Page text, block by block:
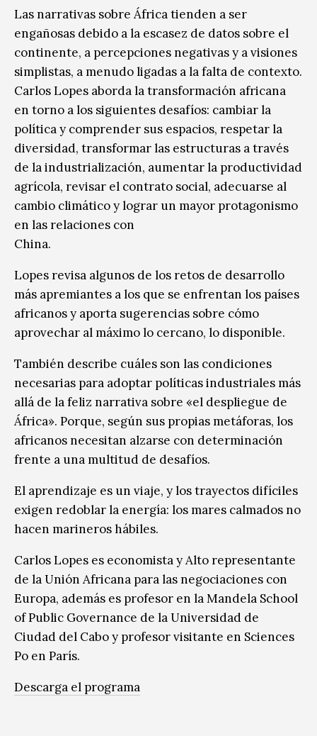
Las narrativas sobre África tienden a ser
engañosas debido a la escasez de datos sobre el
continente, a percepciones negativas y a visiones
simplistas, a menudo ligadas a la falta de contexto.
Carlos Lopes aborda la transformación africana
en torno a los siguientes ​desafíos: cambiar la
política y comprender sus espacios, respetar la
diversidad, transformar las estructuras a través
de la industrialización, aumentar la productividad
agrícola, revisar el contrato social, adecuarse al
cambio climático y lograr un mayor protagonismo
en las relaciones con
China.
Lopes revisa algunos de los retos de desarrollo
más apremiantes a los que se enfrentan los países
africanos y aporta sugerencias sobre cómo
aprovechar al máximo lo cercano, lo disponible.
También describe cuáles son las condiciones
necesarias para adoptar políticas industriales más
allá de la feliz narrativa sobre «el despliegue de
África». Porque, según sus propias metáforas, los
africanos necesitan alzarse con determinación
frente a una multitud de desafíos.
El aprendizaje es un viaje, y los trayectos difíciles
exigen redoblar la energía: los mares calmados no
hacen marineros hábiles.
Carlos Lopes es economista y Alto representante
de la Unión Africana para las negociaciones con
Europa, además es profesor en la Mandela School
of Public Governance de la Universidad de
Ciudad del Cabo y profesor visitante en Sciences
Po en París.
Descarga el programa​